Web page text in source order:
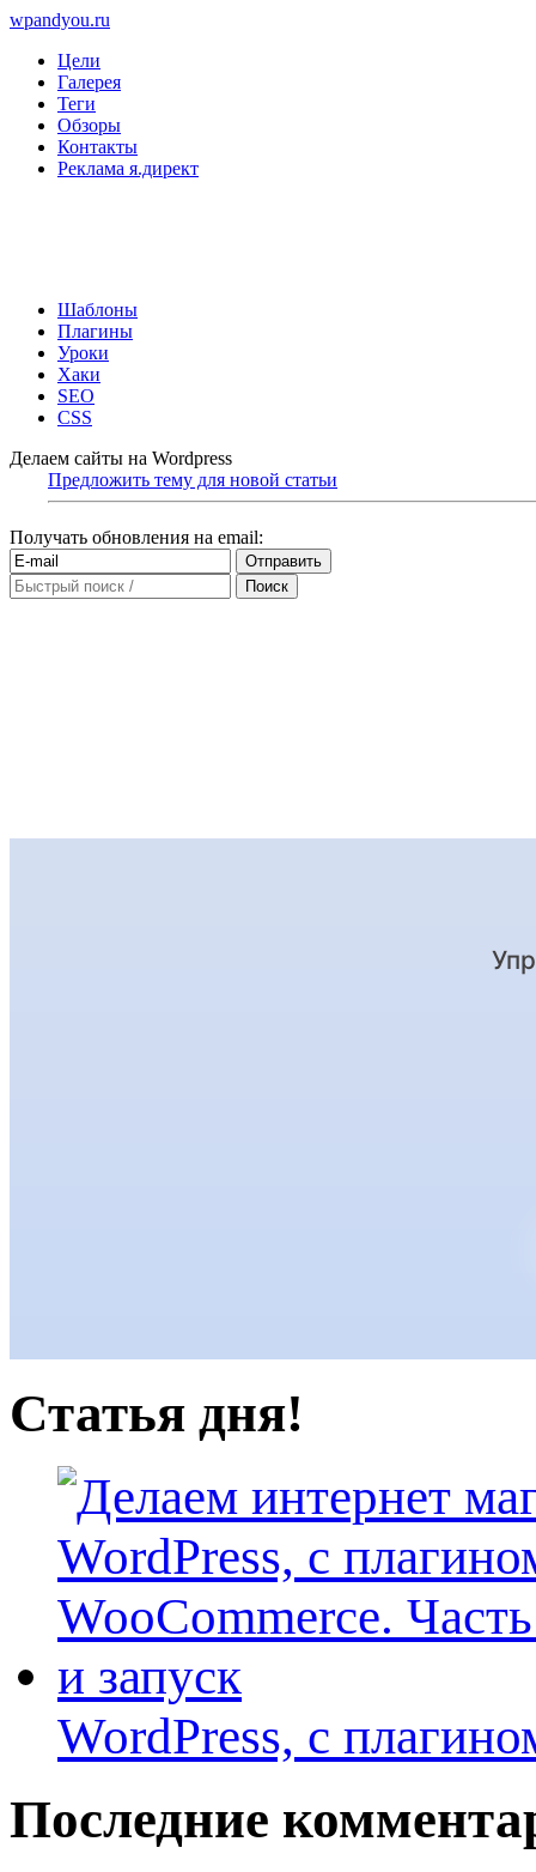
wpandyou.ru
Цели
Галерея
Теги
Обзоры
Контакты
Реклама я.директ
Шаблоны
Плагины
Уроки
Хаки
SEO
CSS
Делаем сайты на Wordpress
Предложить тему для новой статьи
Получать обновления на email:
Статья дня!
WordPress, с
Последние